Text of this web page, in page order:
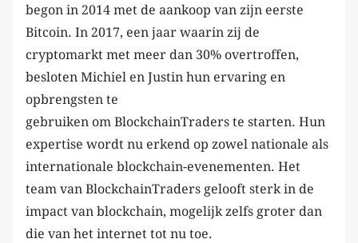
begon in 2014 met de aankoop van zijn eerste
Bitcoin. In 2017, een jaar waarin zij de
cryptomarkt met meer dan 30% overtroffen,
besloten Michiel en Justin hun ervaring en
opbrengsten te
gebruiken om BlockchainTraders te starten. Hun
expertise wordt nu erkend op zowel nationale als
internationale blockchain-evenementen. Het
team van BlockchainTraders gelooft sterk in de
impact van blockchain, mogelijk zelfs groter dan
die van het internet tot nu toe.